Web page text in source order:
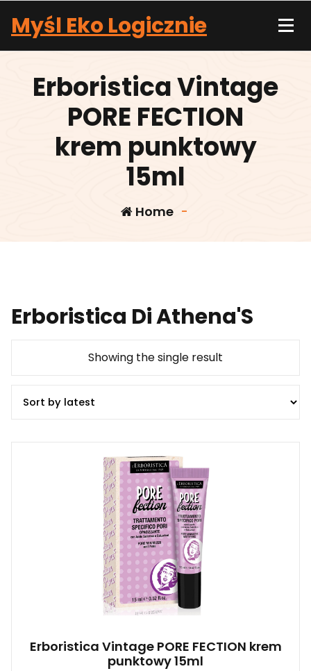
content
Myśl Eko Logicznie
Erboristica Vintage
PORE FECTION
krem punktowy
15ml
Home -
Erboristica Di Athena'S
Showing the single result
Erboristica Vintage PORE FECTION krem
punktowy 15ml